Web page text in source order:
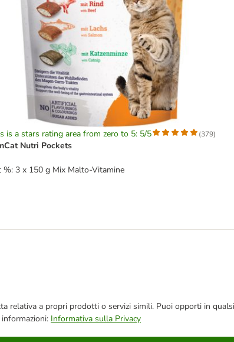
is a stars rating area from zero to 5: 5/5 (379)
Nutri Pockets
%: 3 x 150 g Mix Malto-Vitamine
a propri prodotti o servizi simili. Puoi opporti in
Informativa sulla Privacy